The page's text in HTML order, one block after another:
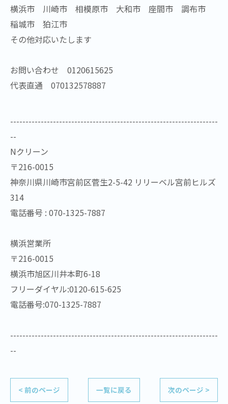
横浜市 川崎市 相模原市 大和市 座間市 調布市
稲城市 狛江市
その他対応いたします
お問い合わせ 0120615625
代表直通 070132578887
--------------------------------------------------------------------
--
Nクリーン
〒216-0015
神奈川県川崎市宮前区菅生2-5-42 リリーベル宮前ヒルズ
314
電話番号 : 070-1325-7887
横浜営業所
〒216-0015
横浜市旭区川井本町6-18
フリーダイヤル:0120-615-625
電話番号:070-1325-7887
--------------------------------------------------------------------
--
< 前のページ 一覧に戻る 次のページ >